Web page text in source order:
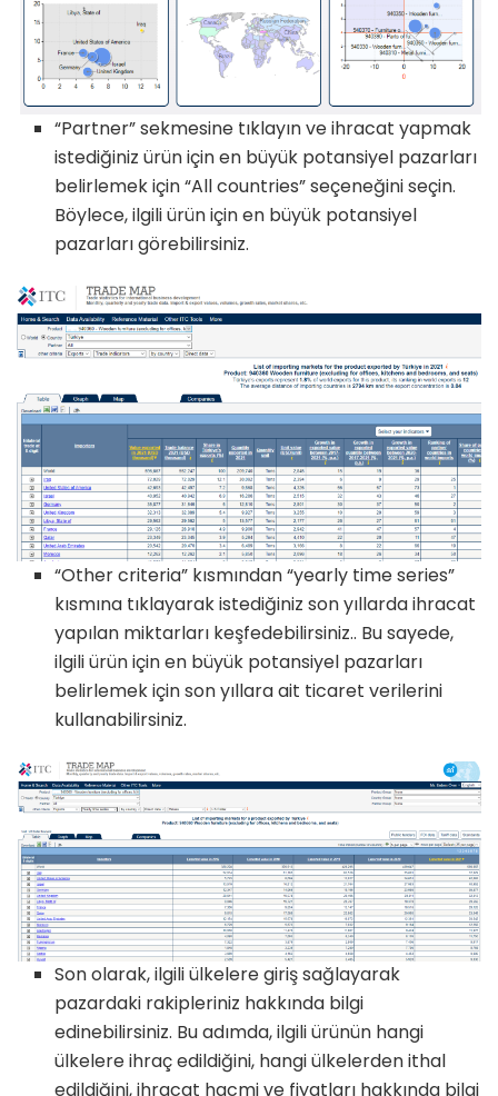
“Partner” sekmesine tıklayın ve ihracat yapmak
istediğiniz ürün için en büyük potansiyel pazarları
belirlemek için “All countries” seçeneğini seçin.
Böylece, ilgili ürün için en büyük potansiyel
pazarları görebilirsiniz.
“Other criteria” kısmından “yearly time series”
kısmına tıklayarak istediğiniz son yıllarda ihracat
yapılan miktarları keşfedebilirsiniz.. Bu sayede,
ilgili ürün için en büyük potansiyel pazarları
belirlemek için son yıllara ait ticaret verilerini
kullanabilirsiniz.
Son olarak, ilgili ülkelere giriş sağlayarak
pazardaki rakipleriniz hakkında bilgi
edinebilirsiniz. Bu adımda, ilgili ürünün hangi
ülkelere ihraç edildiğini, hangi ülkelerden ithal
edildiğini, ihracat hacmi ve fiyatları hakkında bilgi